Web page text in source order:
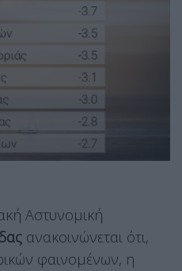
Αστυνομική
ανακοινώνεται ότι,
φαινομένων, η